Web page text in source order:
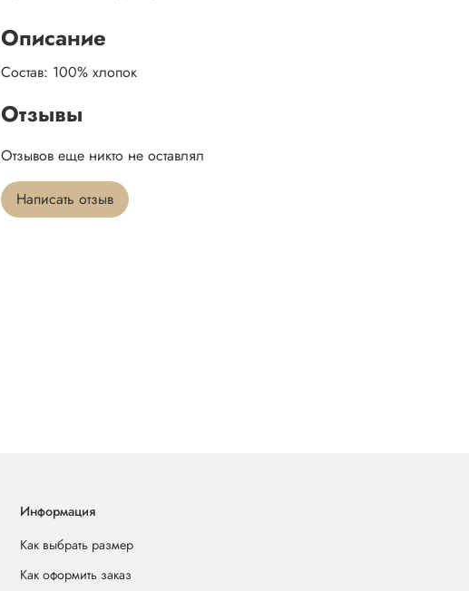
Описание
Состав: 100% хлопок
Отзывы
Отзывов еще никто не оставлял
Написать отзыв
Информация
Как выбрать размер
Как оформить заказ